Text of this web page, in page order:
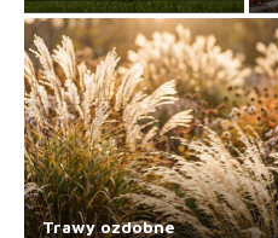
Trawy ozdobne